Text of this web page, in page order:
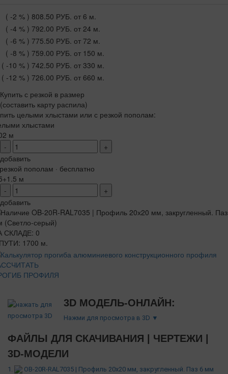
( -2 % ) 808.50 РУБ. от 6 м.
( -4 % ) 792.00 РУБ. от 24 м.
( -6 % ) 775.50 РУБ. от 72 м.
( -8 % ) 759.00 РУБ. от 150 м.
( -10 % ) 742.50 РУБ. от 330 м.
( -12 % ) 726.00 РУБ. от 660 м.
Купить с резкой в размер
(составить карту распила)
целыми хлыстами или с резкой пополам:
хлыстами
м
-
+
добавить
пополам · бесплатно
м
-
+
добавить
СКЛАДЕ: 0
1700 м.
ПРОФИЛЯ
3D МОДЕЛЬ-ОНЛАЙН:
Нажми для просмотра в 3D ▼
ФАЙЛЫ ДЛЯ СКАЧИВАНИЯ | ЧЕРТЕЖИ |
3D-МОДЕЛИ
1.
OB-20R-RAL7035 | Профиль 20х20 мм, закругленный. Паз 6 мм